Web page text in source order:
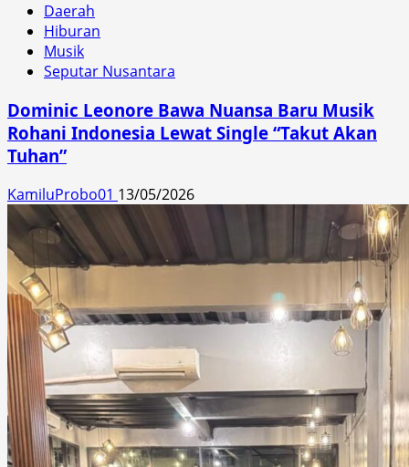
Daerah
Hiburan
Musik
Seputar Nusantara
Dominic Leonore Bawa Nuansa Baru Musik
Rohani Indonesia Lewat Single “Takut Akan
Tuhan”
KamiluProbo01 13/05/2026